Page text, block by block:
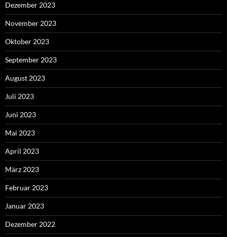
Dezember 2023
November 2023
Oktober 2023
September 2023
August 2023
Juli 2023
Juni 2023
Mai 2023
April 2023
März 2023
Februar 2023
Januar 2023
Dezember 2022